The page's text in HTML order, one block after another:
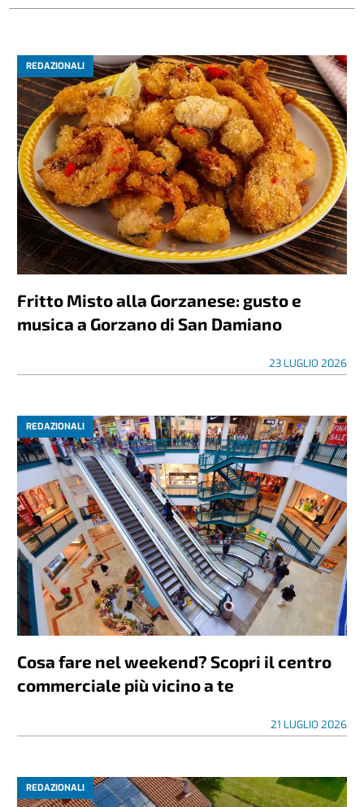
REDAZIONALI
Fritto Misto alla Gorzanese: gusto e
musica a Gorzano di San Damiano
23 LUGLIO 2026
REDAZIONALI
Cosa fare nel weekend? Scopri il centro
commerciale più vicino a te
21 LUGLIO 2026
REDAZIONALI